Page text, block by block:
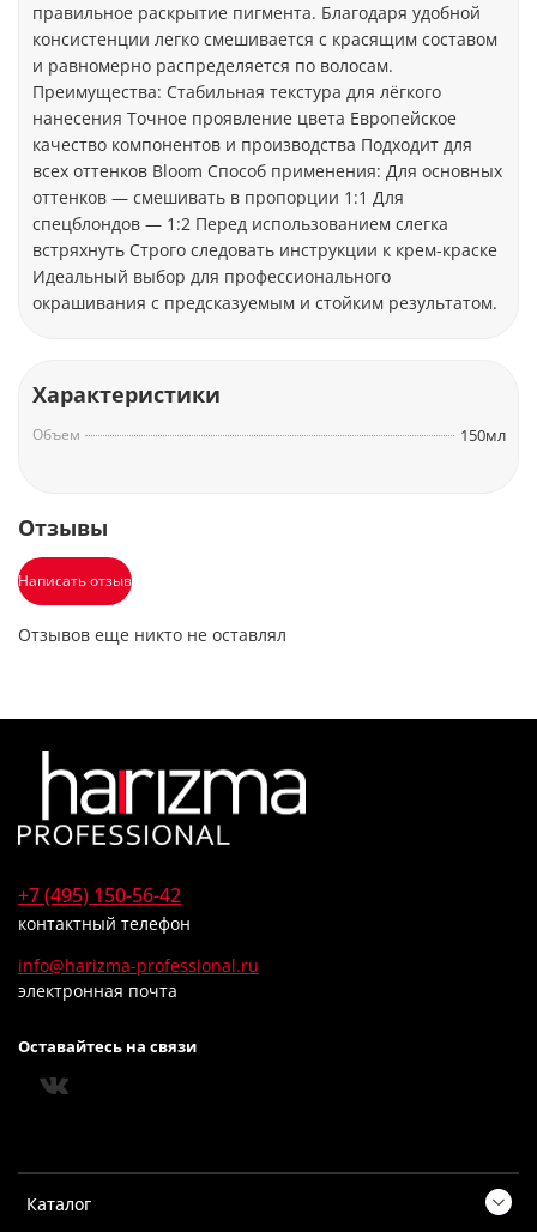
правильное раскрытие пигмента. Благодаря удобной
консистенции легко смешивается с красящим составом
и равномерно распределяется по волосам.
Преимущества: Стабильная текстура для лёгкого
нанесения Точное проявление цвета Европейское
качество компонентов и производства Подходит для
всех оттенков Bloom Способ применения: Для основных
оттенков — смешивать в пропорции 1:1 Для
спецблондов — 1:2 Перед использованием слегка
встряхнуть Строго следовать инструкции к крем-краске
Идеальный выбор для профессионального
окрашивания с предсказуемым и стойким результатом.
Характеристики
Объем 150мл
Отзывы
Написать отзыв
Отзывов еще никто не оставлял
Каталог
+7 (495) 150-56-42
контактный телефон
info@harizma-professional.ru
электронная почта
Оставайтесь на связи